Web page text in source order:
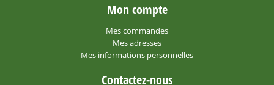
Mon compte
Mes commandes
Mes adresses
Mes informations personnelles
Contactez-nous